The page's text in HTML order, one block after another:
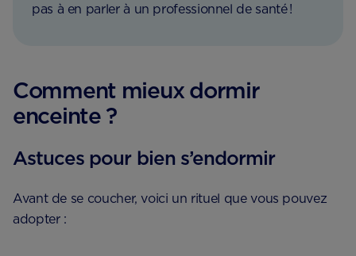
pas à en parler à un professionnel de santé !
Comment mieux dormir
enceinte ?
Astuces pour bien s’endormir
Avant de se coucher, voici un rituel que vous pouvez
adopter :